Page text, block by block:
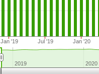
Jan '19 Jul '19 Jan '20
2019 2020